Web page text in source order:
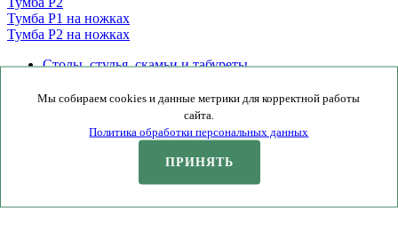
Тумба Р1 на ножках
Тумба Р2 на ножках
Столы, стулья, скамьи и табуреты
Изделия для хранения
Столы, стулья, скамьи и табуреты
Каркасы Труфаст
Комоды и тумбы
Мы собираем cookies и данные метрики для корректной работы
сайта.
Политика обработки персональных данных
ПРИНЯТЬ